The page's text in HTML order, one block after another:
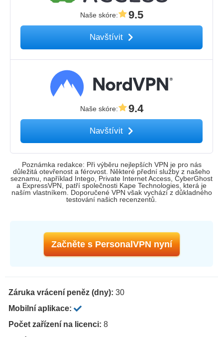
Naše skóre: 9.5
Navštívit
Naše skóre: 9.4
Navštívit
Poznámka redakce: Při výběru nejlepších VPN je pro nás
důležitá otevřenost a férovost. Některé přední služby z našeho
seznamu, například Intego, Private Internet Access, CyberGhost
a ExpressVPN, patří společnosti Kape Technologies, která je
naším vlastníkem. Doporučené VPN však vychází z důkladného
testování našich recenzentů.
Začněte s PersonalVPN nyní
Záruka vrácení peněz (dny): 30
Mobilní aplikace:
Počet zařízení na licenci: 8